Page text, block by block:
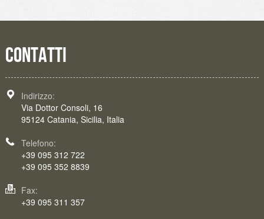
CONTATTI
Indirizzo:
Via Dottor Consoli, 16
95124 Catania, Sicilia, Italia
Telefono:
+39 095 312 722
+39 095 352 8839
Fax:
+39 095 311 357